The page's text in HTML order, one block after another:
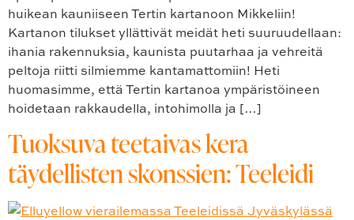
huikean kauniiseen Tertin kartanoon Mikkeliin!
Kartanon tilukset yllättivät meidät heti suuruudellaan:
ihania rakennuksia, kaunista puutarhaa ja vehreitä
peltoja riitti silmiemme kantamattomiin! Heti
huomasimme, että Tertin kartanoa ympäristöineen
hoidetaan rakkaudella, intohimolla ja […]
Tuoksuva teetaivas kera
täydellisten skonssien: Teeleidi